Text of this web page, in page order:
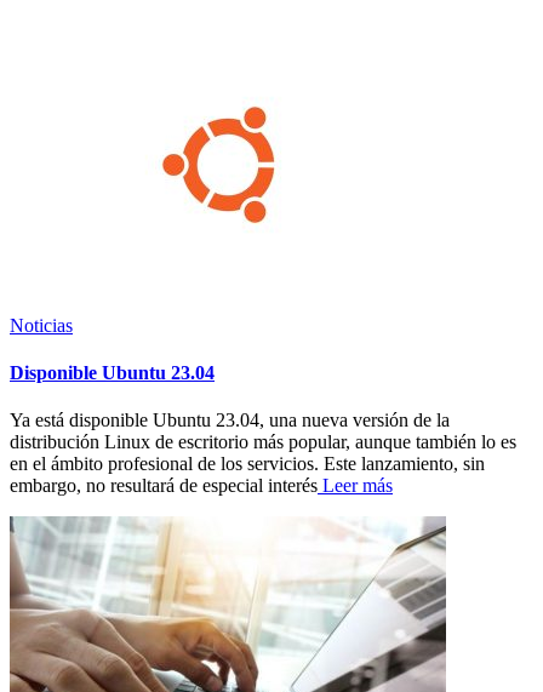
Noticias
Disponible Ubuntu 23.04
Ya está disponible Ubuntu 23.04, una nueva versión de la
distribución Linux de escritorio más popular, aunque también lo es
en el ámbito profesional de los servicios. Este lanzamiento, sin
embargo, no resultará de especial interés Leer más